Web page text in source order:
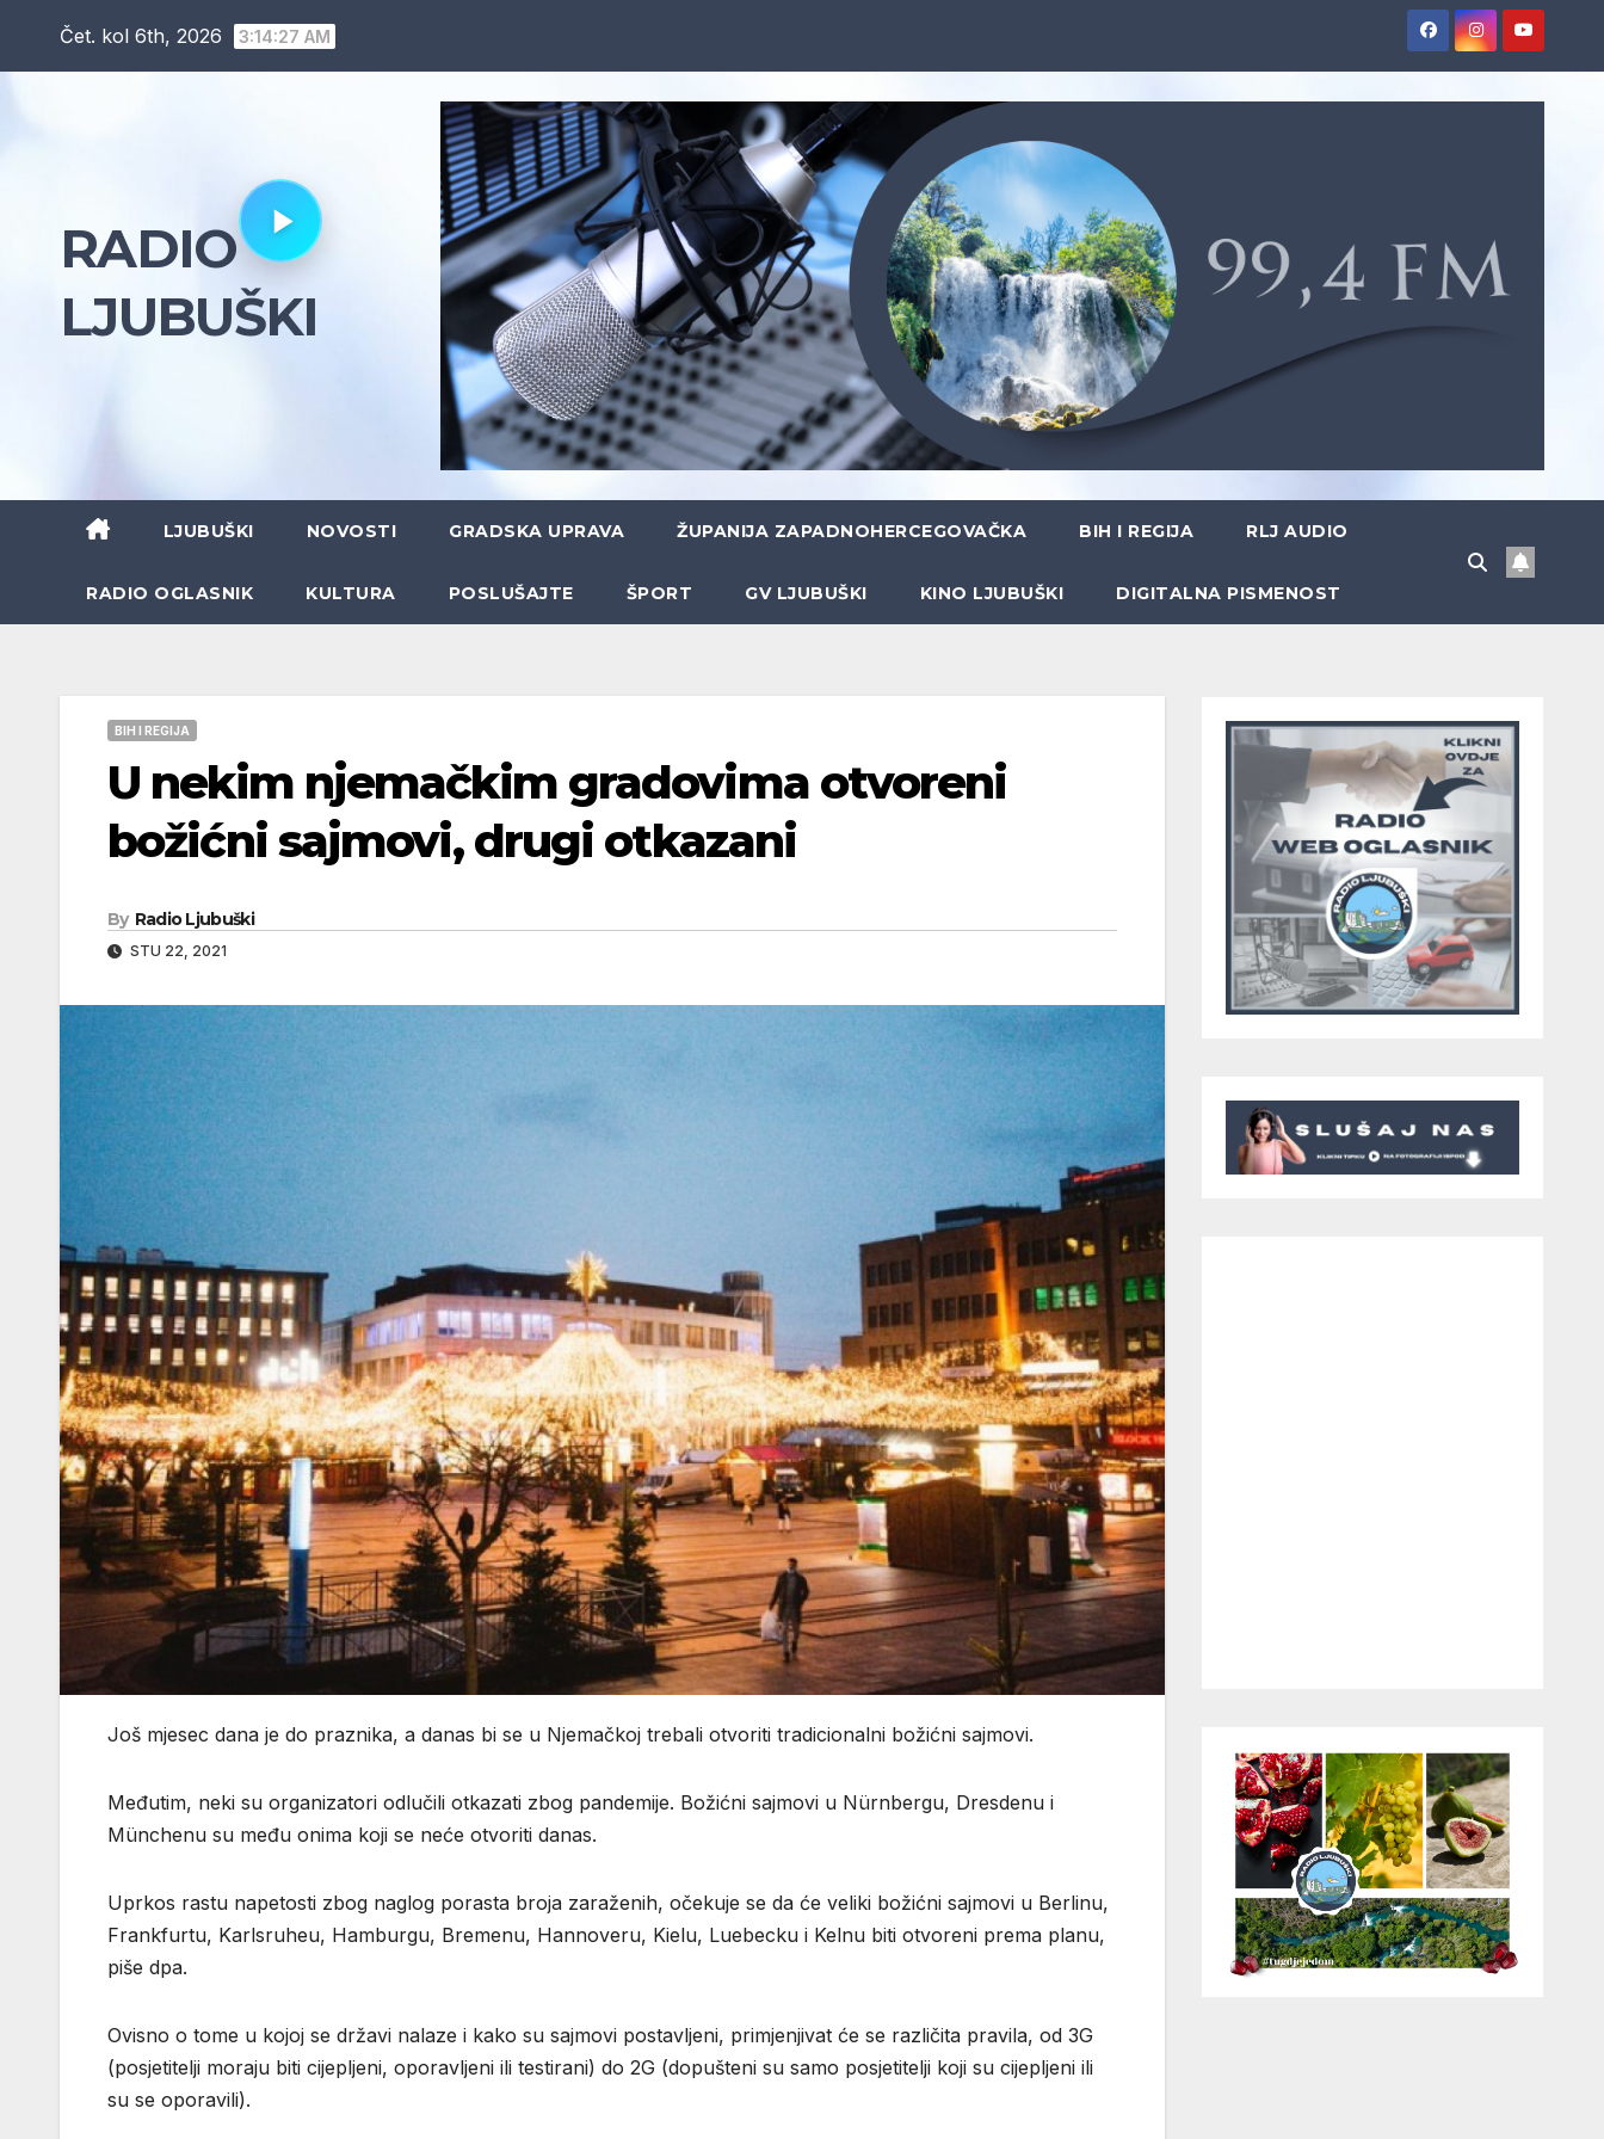
Čet. kol 6th, 2026 3:14:28 AM
RADIO
LJUBUŠKI
LJUBUŠKI NOVOSTI GRADSKA UPRAVA ŽUPANIJA ZAPADNOHERCEGOVAČKA BIH I REGIJA RLJ AUDIO
RADIO OGLASNIK KULTURA POSLUŠAJTE ŠPORT GV LJUBUŠKI KINO LJUBUŠKI DIGITALNA PISMENOST
BIH I REGIJA
U nekim njemačkim gradovima otvoreni
božićni sajmovi, drugi otkazani
By Radio Ljubuški
STU 22, 2021
Još mjesec dana je do praznika, a danas bi se u Njemačkoj trebali otvoriti tradicionalni božićni sajmovi.
Međutim, neki su organizatori odlučili otkazati zbog pandemije. Božićni sajmovi u Nürnbergu, Dresdenu i
Münchenu su među onima koji se neće otvoriti danas.
Uprkos rastu napetosti zbog naglog porasta broja zaraženih, očekuje se da će veliki božićni sajmovi u Berlinu,
Frankfurtu, Karlsruheu, Hamburgu, Bremenu, Hannoveru, Kielu, Luebecku i Kelnu biti otvoreni prema planu,
piše dpa.
Ovisno o tome u kojoj se državi nalaze i kako su sajmovi postavljeni, primjenjivat će se različita pravila, od 3G
(posjetitelji moraju biti cijepljeni, oporavljeni ili testirani) do 2G (dopušteni su samo posjetitelji koji su cijepljeni ili
su se oporavili).